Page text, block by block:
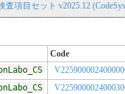
項目セット v2025.12
Code